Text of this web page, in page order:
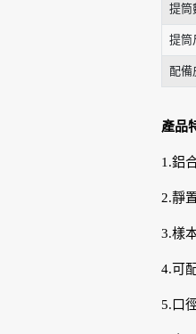
提筒
提筒
配備
產品
1.鋁
2.靜
3.樣
4.可
5.口